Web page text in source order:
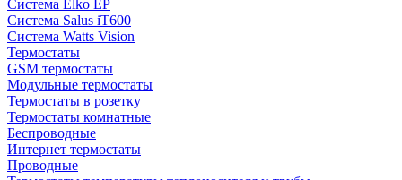
Система Elko EP
Система Salus iT600
Система Watts Vision
Термостаты
GSM термостаты
Модульные термостаты
Термостаты в розетку
Термостаты комнатные
Беспроводные
Интернет термостаты
Проводные